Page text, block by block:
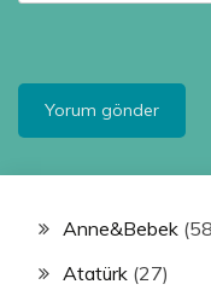
Anne&Bebek
Atatürk (27)